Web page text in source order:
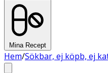
Mina Recept
Hem/Sökbar, ej köpb, ej